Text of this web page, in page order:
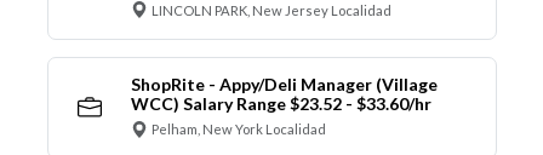
LINCOLN PARK, New Jersey Localidad
ShopRite - Appy/Deli Manager (Village
WCC) Salary Range $23.52 - $33.60/hr
Pelham, New York Localidad